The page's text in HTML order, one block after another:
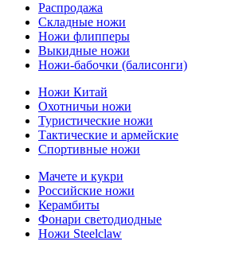
Распродажа
Складные ножи
Ножи флипперы
Выкидные ножи
Ножи-бабочки (балисонги)
Ножи Китай
Охотничьи ножи
Туристические ножи
Тактические и армейские
Спортивные ножи
Мачете и кукри
Российские ножи
Керамбиты
Фонари светодиодные
Ножи Steelclaw